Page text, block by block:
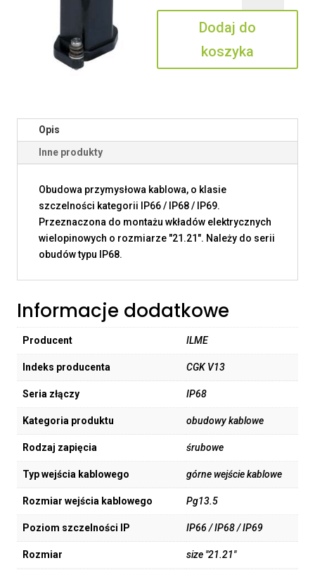
V13
Dodaj do
koszyka
Opis
Inne produkty
Obudowa przymysłowa kablowa, o klasie
szczelności kategorii IP66 / IP68 / IP69.
Przeznaczona do montażu wkładów elektrycznych
wielopinowych o rozmiarze "21.21". Należy do serii
obudów typu IP68.
Informacje dodatkowe
Producent ILME
Indeks producenta CGK V13
Seria złączy IP68
Kategoria produktu obudowy kablowe
Rodzaj zapięcia śrubowe
Typ wejścia kablowego górne wejście kablowe
Rozmiar wejścia kablowego Pg13.5
Poziom szczelności IP IP66 / IP68 / IP69
Rozmiar size "21.21"